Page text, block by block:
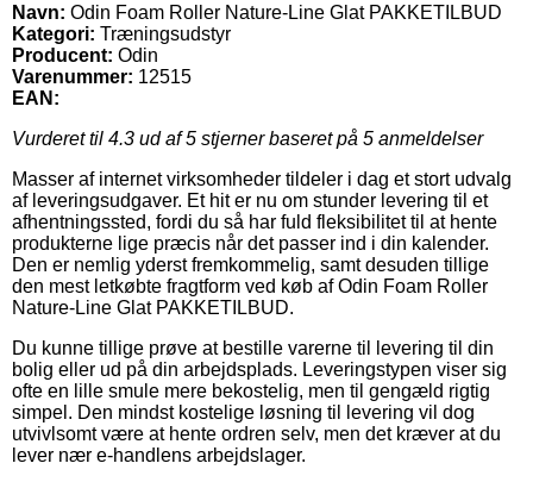
Navn: Odin Foam Roller Nature-Line Glat PAKKETILBUD
Kategori: Træningsudstyr
Producent: Odin
Varenummer: 12515
EAN:
Vurderet til 4.3 ud af 5 stjerner baseret på 5 anmeldelser
Masser af internet virksomheder tildeler i dag et stort udvalg
af leveringsudgaver. Et hit er nu om stunder levering til et
afhentningssted, fordi du så har fuld fleksibilitet til at hente
produkterne lige præcis når det passer ind i din kalender.
Den er nemlig yderst fremkommelig, samt desuden tillige
den mest letkøbte fragtform ved køb af Odin Foam Roller
Nature-Line Glat PAKKETILBUD.
Du kunne tillige prøve at bestille varerne til levering til din
bolig eller ud på din arbejdsplads. Leveringstypen viser sig
ofte en lille smule mere bekostelig, men til gengæld rigtig
simpel. Den mindst kostelige løsning til levering vil dog
utvivlsomt være at hente ordren selv, men det kræver at du
lever nær e-handlens arbejdslager.